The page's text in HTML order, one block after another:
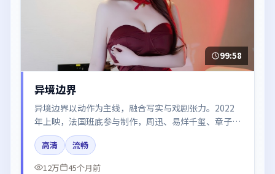
99:58
异境边界
异境边界以动作为主线，融合写实与戏剧张力。2022
年上映，法国班底参与制作，周迅、易烊千玺、章子怡
在片中呈现细腻表演，影像风格统一，配乐与剪辑强化
了情绪曲线。
高清
流畅
12万
45个月前